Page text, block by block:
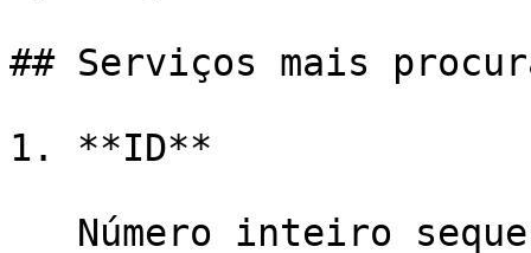
## Serviços mais
1. **ID**